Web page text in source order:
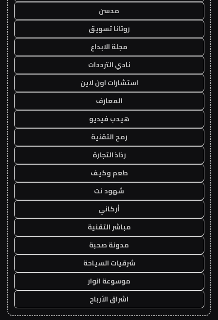
مدسن
روتانا تسويق
مجلة الابداع
نادي الترددات
استشارات اون لاين
المعارف
هيدب فيديو
رمح التقنية
رذاذ التجارة
طعم وكيف
شهود نت
أركاني
مباشر التقنية
مدونة صحبة
شرقيات السياحة
موسوعة انوار
اشراق الأرباح